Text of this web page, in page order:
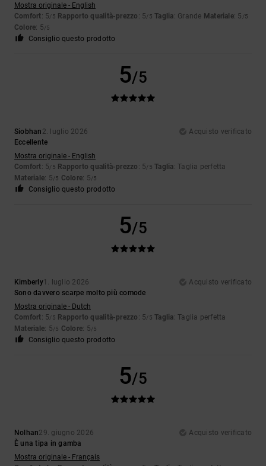
Mostra originale - English
Comfort: 5/5 Rapporto qualità-prezzo : 5/5 Taglia: Grande Materiale: 5 /5
Colore: 5/5
Consiglio questo prodotto
5/5
Siobhan 2. luglio 2026
Acquisto verificato
Eccellente
Mostra originale - English
Comfort: 5/5 Rapporto qualità-prezzo : 5/5 Taglia: Taglia perfetta
Materiale: 5/5 Colore: 5/5
Consiglio questo prodotto
5/5
Kimberly1. luglio 2026
Acquisto verificato
Sono davvero scarpe molto più comode
Mostra originale - Dutch
Comfort: 5/5 Rapporto qualità-prezzo : 5/5 Taglia: Taglia perfetta
Materiale: 5/5 Colore: 5/5
Consiglio questo prodotto
5/5
Nolhan29. giugno 2026
Acquisto verificato
È una tipa in gamba
Mostra originale - Français